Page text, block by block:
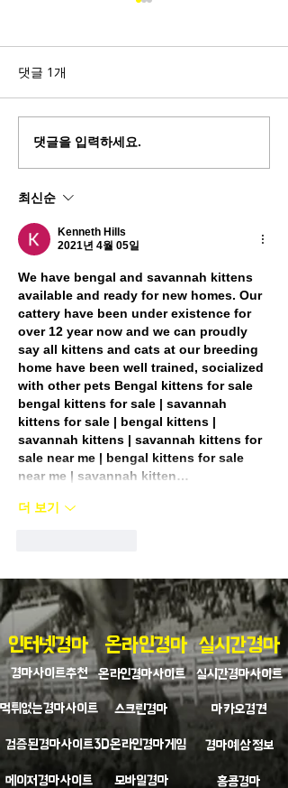
트리플 크라운을 향한 스
포츠서울배 경주가 드디어
예선전을 개막한다!
댓글 1개
댓글을 입력하세요.
최신순
Kenneth Hills
2021년 4월 05일
We have bengal and savannah kittens
available and ready for new homes. Our
cattery have been under existence for
over 12 year now and we can proudly
say all kittens and cats at our breeding
home have been well trained, socialized
with other pets Bengal kittens for sale
bengal kittens for sale | savannah
kittens for sale | bengal kittens |
savannah kittens | savannah kittens for
sale near me | bengal kittens for sale
near me | savannah kitten…
더 보기
인터넷경마 온라인경마 실시간경마
경마사이트추천
먹튀없는경마사이트
검증된경마사이트
​메이저경마사이트
온라인경마사이트
스크린경마
3D온라인경마게임
모바일경마
실시간경마사이트
마카오경견
경마예상정보
홍콩경마